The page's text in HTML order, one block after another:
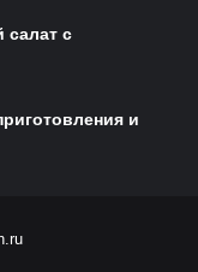
салат с
и